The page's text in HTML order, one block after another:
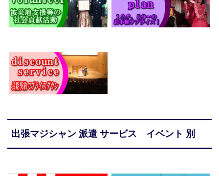
出張マジシャン 派遣 サービス イベント 別